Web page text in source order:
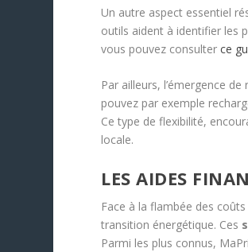
Un autre aspect essentiel
outils aident à identifier les
vous pouvez consulterce
Par ailleurs, l’émergence
pouvez par exemple
Ce type de flexibilité,
locale.
LES AIDES
Face à la flambée des
transition énergétique. Ces
Parmi les plus connus,